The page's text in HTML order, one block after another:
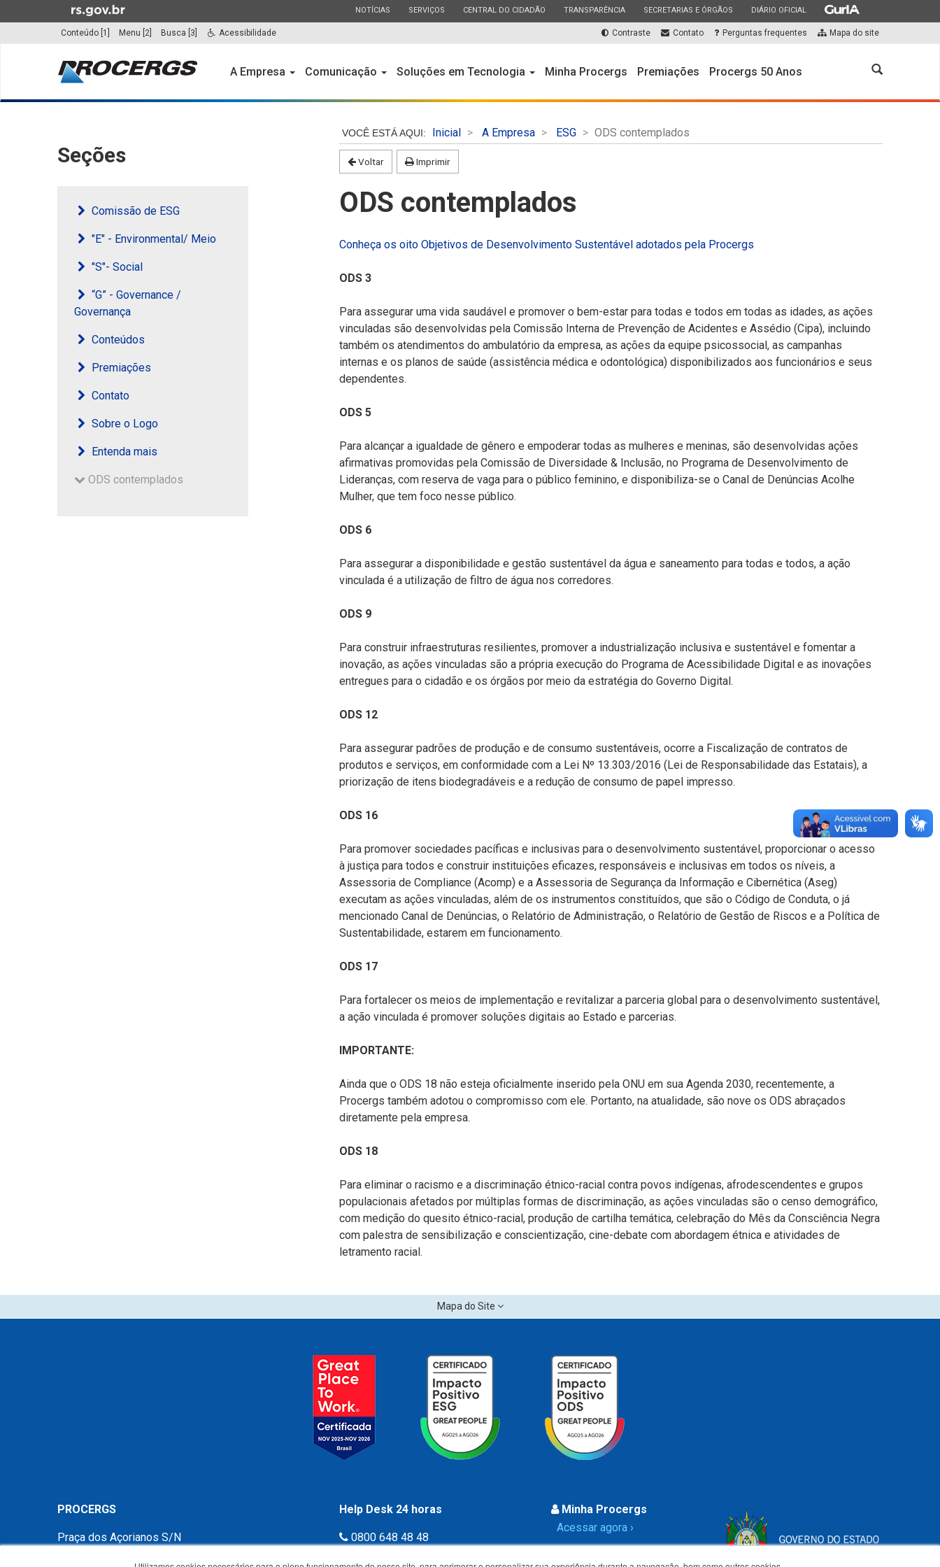
para
o
ESTADO
NOTÍCIAS ESTADO
SERVIÇOS ESTADO
CENTRAL DO CIDADÃO ESTADO
TRANSPARÊNCIA ESTADO
SECRETARIAS E ÓRGÃOS ESTADO
DIÁRIO OFICIAL ESTADO
Conteúdo [1] Menu [2] Busca [3] Acessibilidade Contraste Contato Perguntas frequentes Mapa do site
Abrir
busca
do
A Empresa Comunicação Soluções em Tecnologia Minha Procergs Premiações Procergs 50 Anos
Seções
Comissão de ESG
"E" - Environmental/ Meio
"S"- Social
“G” - Governance /
Governança
Conteúdos
Premiações
Contato
Sobre o Logo
Entenda mais
ODS contemplados
Inicial A Empresa ESG ODS contemplados
Voltar Imprimir
ODS contemplados
Conheça os oito Objetivos de Desenvolvimento Sustentável adotados pela Procergs
ODS 3
Para assegurar uma vida saudável e promover o bem-estar para todas e todos em todas as idades, as ações
vinculadas são desenvolvidas pela Comissão Interna de Prevenção de Acidentes e Assédio (Cipa), incluindo
também os atendimentos do ambulatório da empresa, as ações da equipe psicossocial, as campanhas
internas e os planos de saúde (assistência médica e odontológica) disponibilizados aos funcionários e seus
dependentes.
ODS 5
Para alcançar a igualdade de gênero e empoderar todas as mulheres e meninas, são desenvolvidas ações
afirmativas promovidas pela Comissão de Diversidade & Inclusão, no Programa de Desenvolvimento de
Lideranças, com reserva de vaga para o público feminino, e disponibiliza-se o Canal de Denúncias Acolhe
Mulher, que tem foco nesse público.
ODS 6
Para assegurar a disponibilidade e gestão sustentável da água e saneamento para todas e todos, a ação
vinculada é a utilização de filtro de água nos corredores.
ODS 9
Para construir infraestruturas resilientes, promover a industrialização inclusiva e sustentável e fomentar a
inovação, as ações vinculadas são a própria execução do Programa de Acessibilidade Digital e as inovações
entregues para o cidadão e os órgãos por meio da estratégia do Governo Digital.
ODS 12
Para assegurar padrões de produção e de consumo sustentáveis, ocorre a Fiscalização de contratos de
produtos e serviços, em conformidade com a Lei Nº 13.303/2016 (Lei de Responsabilidade das Estatais), a
priorização de itens biodegradáveis e a redução de consumo de papel impresso.
ODS 16
Para promover sociedades pacíficas e inclusivas para o desenvolvimento sustentável, proporcionar o acesso
à justiça para todos e construir instituições eficazes, responsáveis e inclusivas em todos os níveis, a
Assessoria de Compliance (Acomp) e a Assessoria de Segurança da Informação e Cibernética (Aseg)
executam as ações vinculadas, além de os instrumentos constituídos, que são o Código de Conduta, o já
mencionado Canal de Denúncias, o Relatório de Administração, o Relatório de Gestão de Riscos e a Política de
Sustentabilidade, estarem em funcionamento.
ODS 17
Para fortalecer os meios de implementação e revitalizar a parceria global para o desenvolvimento sustentável,
a ação vinculada é promover soluções digitais ao Estado e parcerias.
IMPORTANTE:
Ainda que o ODS 18 não esteja oficialmente inserido pela ONU em sua Agenda 2030, recentemente, a
Procergs também adotou o compromisso com ele. Portanto, na atualidade, são nove os ODS abraçados
diretamente pela empresa.
ODS 18
Para eliminar o racismo e a discriminação étnico-racial contra povos indígenas, afrodescendentes e grupos
populacionais afetados por múltiplas formas de discriminação, as ações vinculadas são ocenso demográfico,
com medição do quesito étnico-racial, produção de cartilha temática, celebração do Mês da Consciência Negra
com palestra de sensibilização e conscientização, cine-debate com abordagem étnica e atividades de
letramento racial.
Mapa do Site
PROCERGS
Praça dos Açorianos S/N
Help Desk 24 horas
0800 648 48 48
Minha Procergs
Acessar agora ›